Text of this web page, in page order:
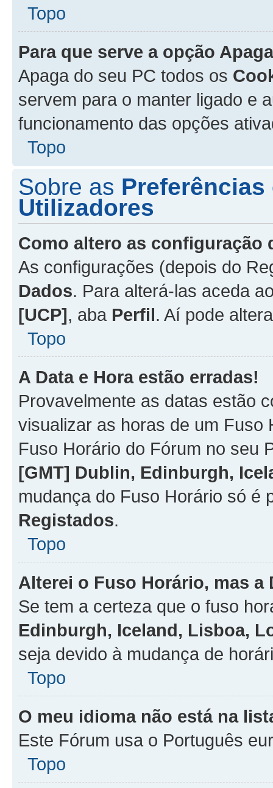
Topo
Para que serve a opção
Apaga do seu PC todos os
servem para o manter ligado e
funcionamento das opções
Topo
Sobre as
Utilizadores
Como altero as configuração
As configurações (depois do
Dados. Para alterá-las aceda
[UCP], aba Perfil. Aí pode
Topo
A Data e Hora estão erradas!
Provavelmente as datas estão
visualizar as horas de um Fuso
Fuso Horário do Fórum no seu
[GMT] Dublin, Edinburgh,
mudança do Fuso Horário só é
Registados.
Topo
Alterei o Fuso Horário, mas a
Se tem a certeza que o fuso
Edinburgh, Iceland, Lisboa,
seja devido à mudança de
Topo
O meu idioma não está na
Este Fórum usa o Português
Topo